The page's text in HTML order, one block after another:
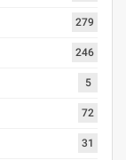
279
246
5
72
31